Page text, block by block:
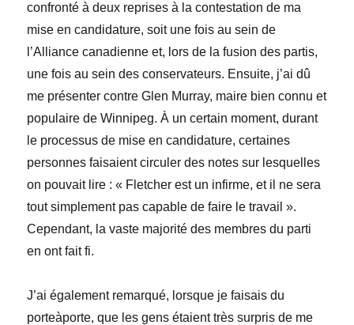
confronté à deux reprises à la contestation de ma
mise en candidature, soit une fois au sein de
l’Alliance canadienne et, lors de la fusion des partis,
une fois au sein des conservateurs. Ensuite, j’ai dû
me présenter contre Glen Murray, maire bien connu et
populaire de Winnipeg. À un certain moment, durant
le processus de mise en candidature, certaines
personnes faisaient circuler des notes sur lesquelles
on pouvait lire : « Fletcher est un infirme, et il ne sera
tout simplement pas capable de faire le travail ».
Cependant, la vaste majorité des membres du parti
en ont fait fi.
J’ai également remarqué, lorsque je faisais du
porteàporte, que les gens étaient très surpris de me